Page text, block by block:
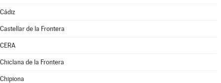
Cádiz
Castellar de la Frontera
CERA
Chiclana de la Frontera
Chipiona